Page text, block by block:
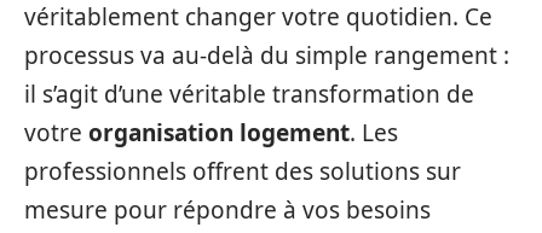
véritablement changer votre quotidien. Ce
processus va au-delà du simple rangement :
il s’agit d’une véritable transformation de
votre organisation logement. Les
professionnels offrent des solutions sur
mesure pour répondre à vos besoins